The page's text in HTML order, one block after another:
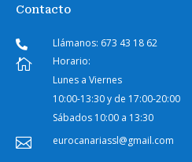
Contacto
 Llámanos: 673 43 18 62

Horario:
Lunes a Viernes
10:00-13:30 y de 17:00-20:00
Sábados 10:00 a 13:30
 eurocanariassl@gmail.com